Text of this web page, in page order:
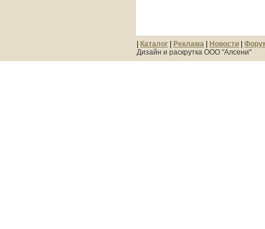
Каталог Реклама Новости
Дизайн и раскрутка ООО "Алсени"